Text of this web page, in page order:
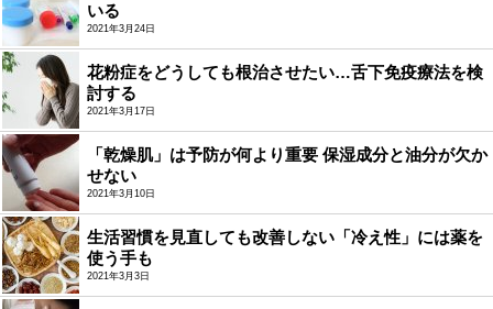
いる
2021年3月24日
花粉症をどうしても根治させたい…舌下免疫療法を検
討する
2021年3月17日
「乾燥肌」は予防が何より重要 保湿成分と油分が欠か
せない
2021年3月10日
生活習慣を見直しても改善しない「冷え性」には薬を
使う手も
2021年3月3日